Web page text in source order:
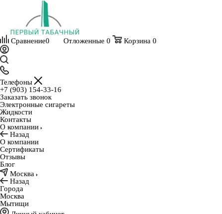
Сравнение0 Отложенные 0 Корзина 0
Телефоны
+7 (903) 154-33-16
Заказать звонок
Электронные сигареты
Жидкости
Контакты
О компании
Назад
О компании
Сертификаты
Отзывы
Блог
Москва
Назад
Города
Москва
Мытищи